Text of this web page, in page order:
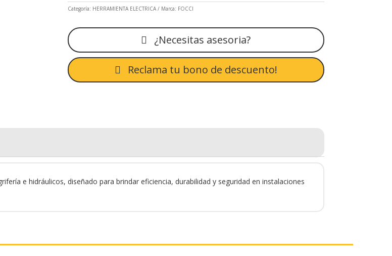
Categoría: HERRAMIENTA ELECTRICA Marca: FOCCI
¿Necesitas asesoria?
Reclama tu bono de descuento!
e hidráulicos, diseñado para brindar eficiencia, durabilidad y seguridad en instalaciones